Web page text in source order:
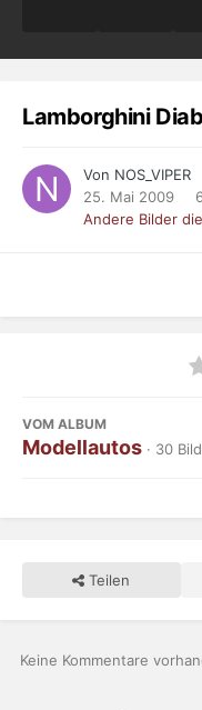
Lamborghini
Von NOS_VIPER
25. Mai 2009
Andere Bilder
VOM ALBUM
Modellautos · 30
Teilen
Keine Kommentare